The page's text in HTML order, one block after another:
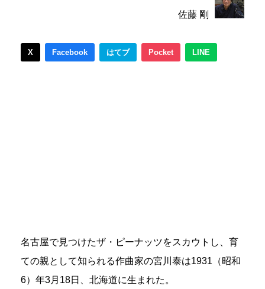
佐藤 剛
X Facebook はてブ Pocket LINE
名古屋で見つけたザ・ピーナッツをスカウトし、育
ての親として知られる作曲家の宮川泰は1931（昭和
6）年3月18日、北海道に生まれた。